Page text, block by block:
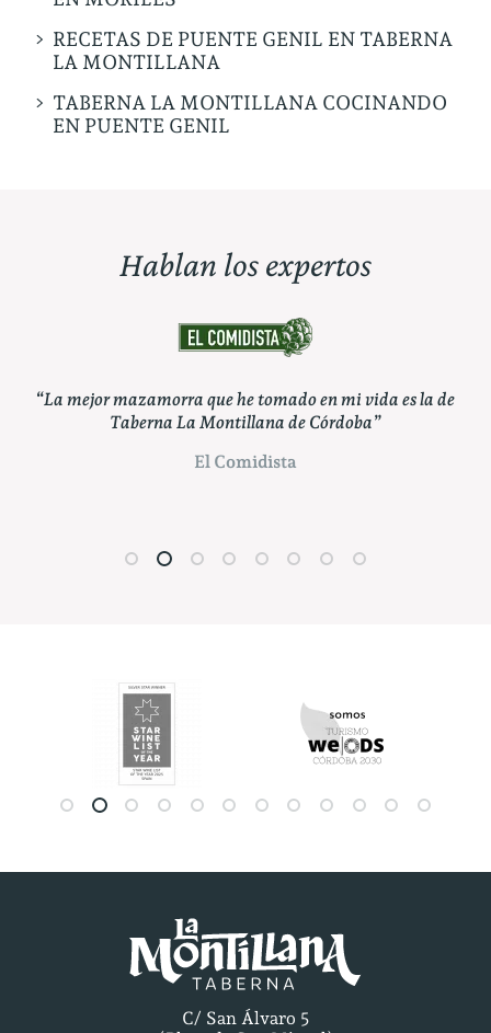
RECETAS DE PUENTE GENIL EN TABERNA
LA MONTILLANA
TABERNA LA MONTILLANA COCINANDO
EN PUENTE GENIL
Hablan los expertos
mazamorra que he tomado en mi vida es la de
Taberna La Montillana de Córdoba”
El Comidista
“Pueden
C/ San Álvaro 5